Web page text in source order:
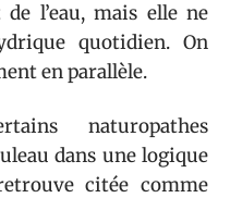
l’eau, mais elle ne
quotidien. On
en parallèle.
naturopathes
dans une logique
citée comme